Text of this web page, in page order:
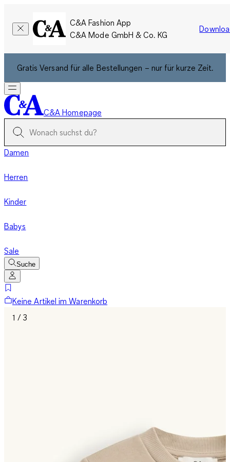
C&A Fashion App
C&A Mode GmbH & Co. KG
Gratis Versand für alle Bestellungen – nur für kurze Zeit.
C&A Homepage
Damen
Herren
Kinder
Babys
Sale
Suche
Keine Artikel im Warenkorb
1 / 3